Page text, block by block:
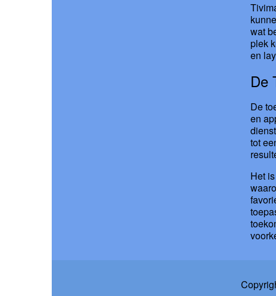
wat
plek
en
De
De
en
tot
Het